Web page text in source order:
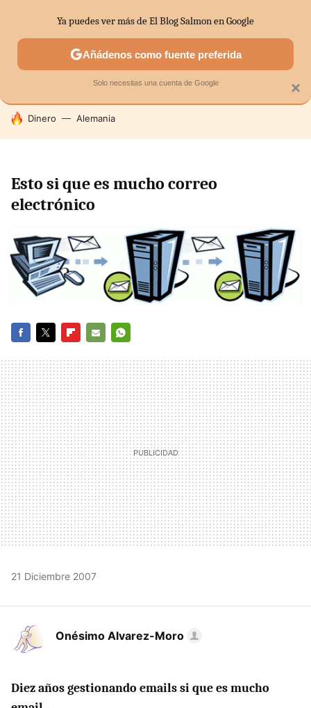
SECTORES ECONOMÍA DOMÉSTICA MERCADOS
HOY SE HABLA DE
Dinero Alemania
Esto si que es mucho correo
electrónico
MAIL
21 Diciembre 2007
Onésimo Alvarez-Moro
Diez años gestionando emails si que es mucho
×
Ya puedes ver más de El Blog Salmon en Google
Añádenos como fuente preferida
Solo necesitas una cuenta de Google